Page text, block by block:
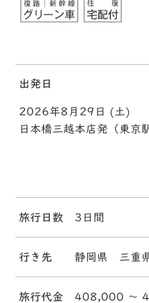
出発日
2026年8月29日 (土)
日本橋三越本店発（東京
旅行日数 3日間
行き先 静岡県 三重
旅行代金 408,000 〜